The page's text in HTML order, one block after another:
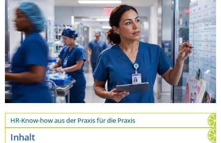
HR-Know-how aus der Praxis für die Praxis
Inhalt